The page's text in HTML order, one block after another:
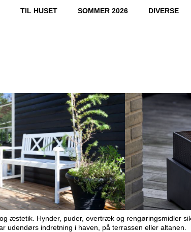
TIL HUSET SOMMER 2026 DIVERSE
æstetik. Hynder, puder, overtræk og rengøringsmidler
udendørs indretning i haven, på terrassen eller altanen.